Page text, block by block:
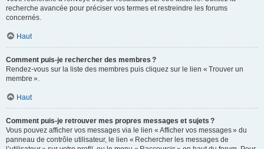
recherche avancée pour préciser vos termes et restreindre les forums
concernés.
Haut
Comment puis-je rechercher des membres ?
Rendez-vous sur la liste des membres puis cliquez sur le lien « Trouver un
membre ».
Haut
Comment puis-je retrouver mes propres messages et sujets ?
Vous pouvez afficher vos messages via le lien « Afficher vos messages » du
panneau de contrôle utilisateur, le lien « Rechercher les messages de